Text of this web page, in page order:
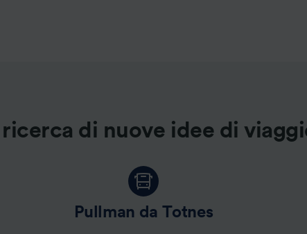
di nuove idee di
Pullman da Totnes